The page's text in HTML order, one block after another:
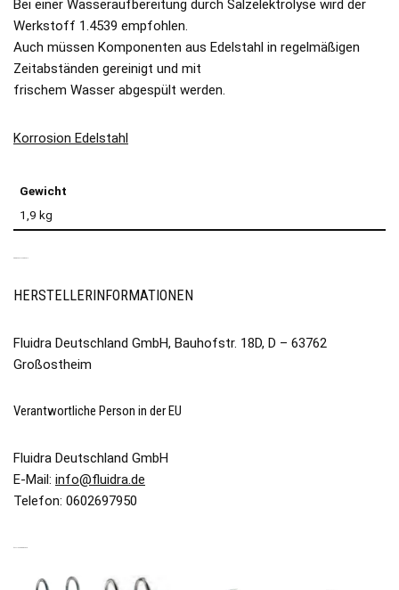
Bei einer Wasseraufbereitung durch Salzelektrolyse wird der
Werkstoff 1.4539 empfohlen.
Auch müssen Komponenten aus Edelstahl in regelmäßigen
Zeitabständen gereinigt und mit
frischem Wasser abgespült werden.
Korrosion Edelstahl
Gewicht
1,9 kg
HERSTELLERINFORMATIONEN
Fluidra Deutschland GmbH, Bauhofstr. 18D, D – 63762
Großostheim
Verantwortliche Person in der EU
Fluidra Deutschland GmbH
E-Mail: info@fluidra.de
Telefon: 0602697950